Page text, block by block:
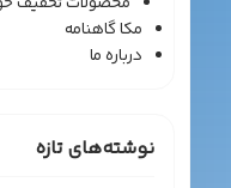
مکا گاهنامه
درباره ما
نوشته‌های تازه